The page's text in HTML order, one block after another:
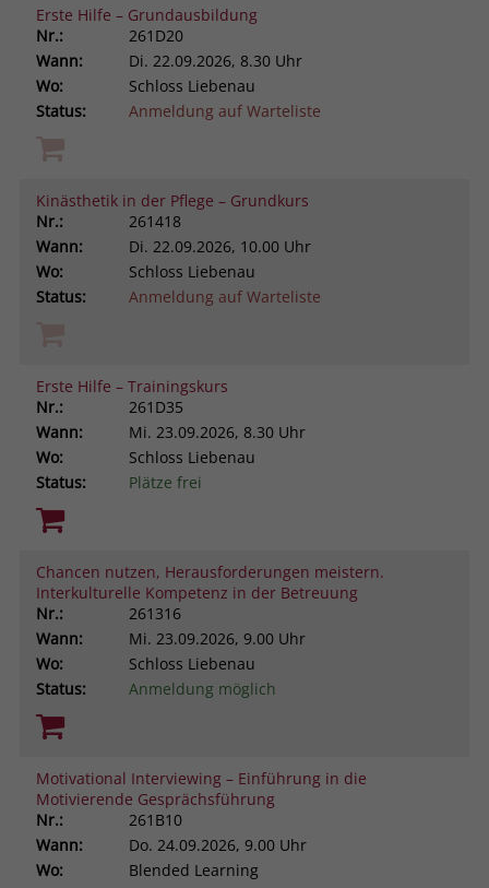
Erste Hilfe – Grundausbildung
Nr.:
261D20
Wann:
Di. 22.09.2026, 8.30 Uhr
Wo:
Schloss Liebenau
Status:
Anmeldung auf Warteliste
Kinästhetik in der Pflege – Grundkurs
Nr.:
261418
Wann:
Di. 22.09.2026, 10.00 Uhr
Wo:
Schloss Liebenau
Status:
Anmeldung auf Warteliste
Erste Hilfe – Trainingskurs
Nr.:
261D35
Wann:
Mi. 23.09.2026, 8.30 Uhr
Wo:
Schloss Liebenau
Status:
Plätze frei
Chancen nutzen, Herausforderungen meistern.
Interkulturelle Kompetenz in der Betreuung
Nr.:
261316
Wann:
Mi. 23.09.2026, 9.00 Uhr
Wo:
Schloss Liebenau
Status:
Anmeldung möglich
Motivational Interviewing – Einführung in die
Motivierende Gesprächsführung
Nr.:
261B10
Wann:
Do. 24.09.2026, 9.00 Uhr
Wo:
Blended Learning